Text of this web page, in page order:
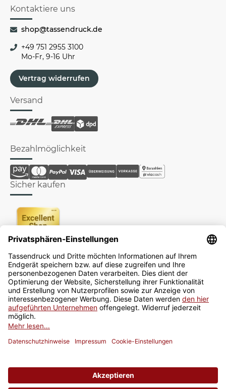
Kontaktiere uns
shop@tassendruck.de
+49 751 2955 3100
Mo-Fr, 9-16 Uhr
Vertrag widerrufen
Versand
Bezahlmöglichkeit
Sicher kaufen
Newsletter